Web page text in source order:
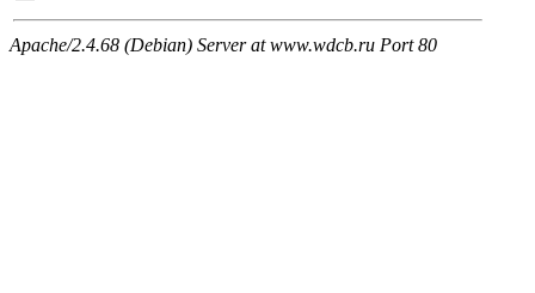
Apache/2.4.68 (Debian) Server at www.wdcb.ru Port 80